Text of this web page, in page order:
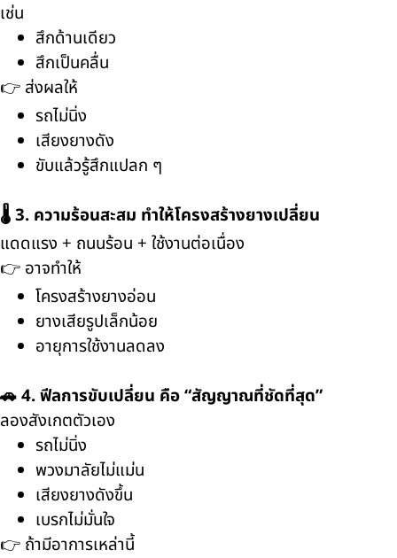
เช่น
สึกด้านเดียว
สึกเป็นคลื่น
👉 ส่งผลให้
รถไม่นิ่ง
เสียงยางดัง
ขับแล้วรู้สึกแปลก ๆ
🌡️ 3. ความร้อนสะสม ทำให้โครงสร้างยางเปลี่ยน
แดดแรง + ถนนร้อน + ใช้งานต่อเนื่อง
👉 อาจทำให้
โครงสร้างยางอ่อน
ยางเสียรูปเล็กน้อย
อายุการใช้งานลดลง
🚗 4. ฟีลการขับเปลี่ยน คือ “สัญญาณที่ชัดที่สุด”
ลองสังเกตตัวเอง
รถไม่นิ่ง
พวงมาลัยไม่แม่น
เสียงยางดังขึ้น
เบรกไม่มั่นใจ
👉 ถ้ามีอาการเหล่านี้